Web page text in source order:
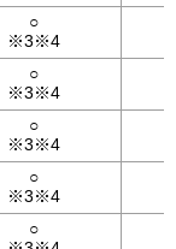
○
※3※4
○
※3※4
○
※3※4
○
※3※4
○